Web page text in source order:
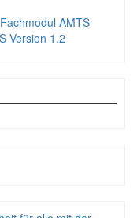
AMTS
Version 1.2